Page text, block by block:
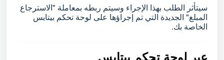
سيتأثر الطلب بهذا الإجراء وسيتم ربطه بمعاملة "الاسترجاع
المبلغ" الجديدة التي تم إجراؤها على لوحة تحكم بيتابس
الخاصة بك.
عبر لوحة تحكم بيتابس